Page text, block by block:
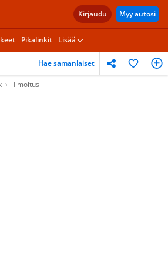
Kirjaudu Myy autosi
Pikalinkit Lisää
Hae samanlaiset
Ilmoitus